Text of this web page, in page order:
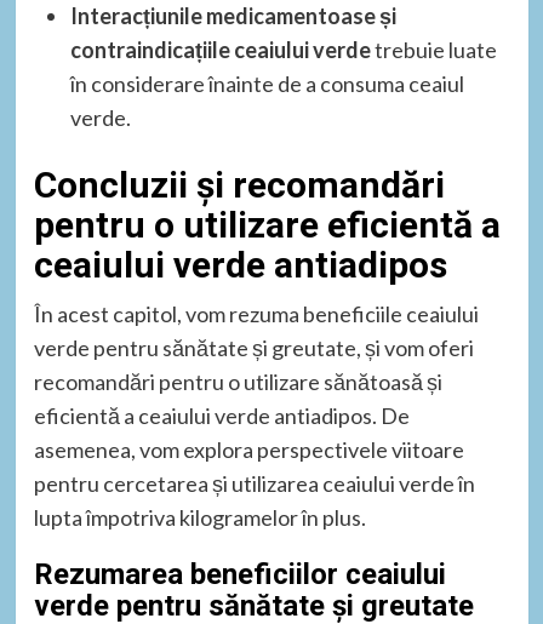
Interacțiunile medicamentoase și
contraindicațiile ceaiului verdetrebuie luate
în considerare înainte de a consuma ceaiul
verde.
Concluzii și recomandări
pentru o utilizare eficientă a
ceaiului verde antiadipos
În acest capitol, vom rezuma beneficiile ceaiului
verde pentru sănătate și greutate, și vom oferi
recomandări pentru o utilizare sănătoasă și
eficientă a ceaiului verde antiadipos. De
asemenea, vom explora perspectivele viitoare
pentru cercetarea și utilizarea ceaiului verde în
lupta împotriva kilogramelor în plus.
Rezumarea beneficiilor ceaiului
verde pentru sănătate și greutate